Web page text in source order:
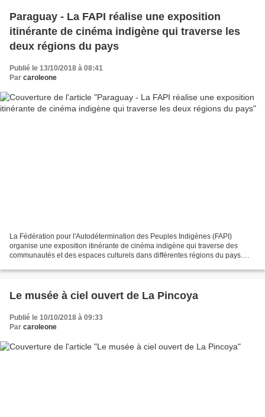
Paraguay - La FAPI réalise une exposition
itinérante de cinéma indigène qui traverse les
deux régions du pays
Publié le 13/10/2018 à 08:41
Par caroleone
La Fédération pour l'Autodétermination des Peuples Indigènes (FAPI)
organise une exposition itinérante de cinéma indigène qui traverse des
communautés et des espaces culturels dans différentes régions du pays.
Le musée à ciel ouvert de La Pincoya
Publié le 10/10/2018 à 09:33
Par caroleone